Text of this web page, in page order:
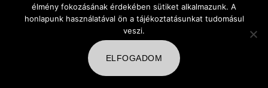
KAPCSOLAT
élmény fokozásának érdekében sütiket alkalmazunk. A
honlapunk használatával ön a tájékoztatásunkat tudomásul
veszi.
ELFOGADOM